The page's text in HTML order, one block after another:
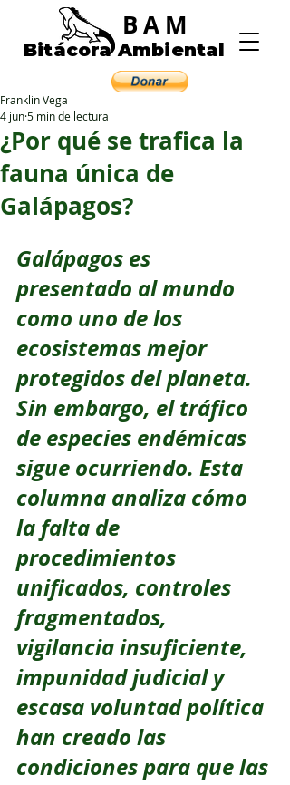
BAM
Bitácora Ambiental
¿Por qué se trafica la
fauna única de
Galápagos?
Franklin Vega
4 jun5 min de lectura
Galápagos es
presentado al mundo
como uno de los
ecosistemas mejor
protegidos del planeta.
Sin embargo, el tráfico
de especies endémicas
sigue ocurriendo. Esta
columna analiza cómo
la falta de
procedimientos
unificados, controles
fragmentados,
vigilancia insuficiente,
impunidad judicial y
escasa voluntad política
han creado las
condiciones para que las